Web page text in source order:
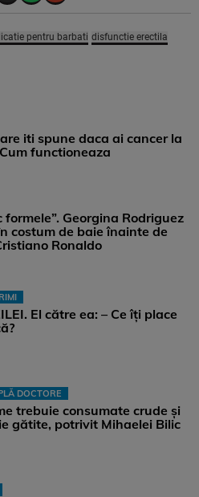
pentru barbati disfunctie erectila
iti spune daca ai cancer la
functioneaza
formele”. Georgina Rodriguez
costum de baie înainte de
Ronaldo
El către ea: – Ce îți place
DOCTORE
trebuie consumate crude și
gătite, potrivit Mihaelei Bilic